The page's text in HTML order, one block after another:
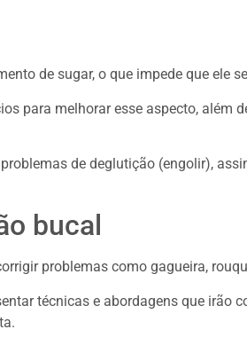
de sugar, o que impede que ele
para melhorar esse aspecto, além
de deglutição (engolir),
bucal
problemas como gagueira,
técnicas e abordagens que irão